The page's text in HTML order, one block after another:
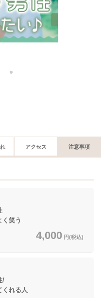
4
アクセス 注意事項
笑う
4,000 円(税込)
/
る人